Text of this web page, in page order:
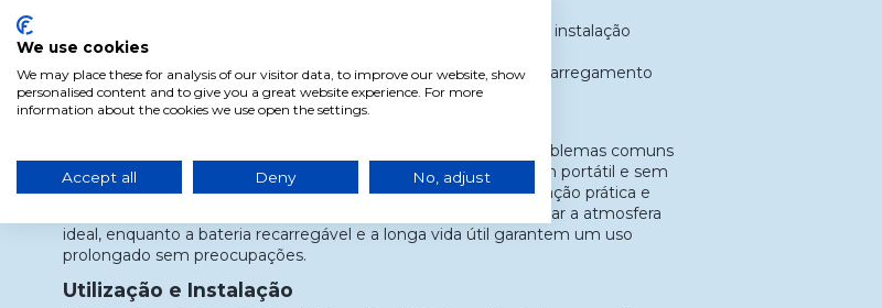
Dimensões: Compactas e leves para fácil manuseamento e instalação
Material: ABS
Método de Carregamento: Entrada USB-C 5VDC, cabo de carregamento
USB-C incluído
O Aplique de Parede Sem Fios IP20 Preto Box 8 resolve os problemas comuns
de instalação e dependência de tomadas elétricas. O seu design portátil e sem
fios é perfeito para qualquer ambiente, oferecendo uma iluminação prática e
versátil. A capacidade de ajustar a intensidade da luz permite criar a atmosfera
ideal, enquanto a bateria recarregável e a longa vida útil garantem um uso
prolongado sem preocupações.
Utilização e Instalação
We use cookies
We may place these for analysis of our visitor data, to improve our website, show
personalised content and to give you a great website experience. For more
information about the cookies we use open the settings.
Accept all Deny No, adjust